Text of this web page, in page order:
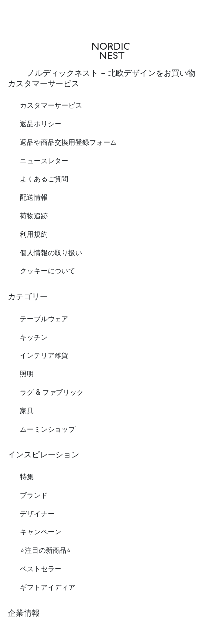
ノルディックネスト - 北欧デザインをお買い物
カスタマーサービス
カスタマーサービス
返品ポリシー
返品や商品交換用登録フォーム
ニュースレター
よくあるご質問
配送情報
荷物追跡
利用規約
個人情報の取り扱い
クッキーについて
カテゴリー
テーブルウェア
キッチン
インテリア雑貨
照明
ラグ & ファブリック
家具
ムーミンショップ
インスピレーション
特集
ブランド
デザイナー
キャンペーン
⭐️注目の新商品⭐️
ベストセラー
ギフトアイディア
企業情報